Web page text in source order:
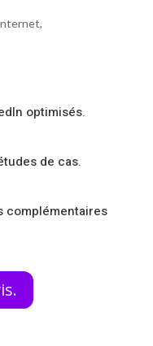
optimisés.
de cas.
complémentaires